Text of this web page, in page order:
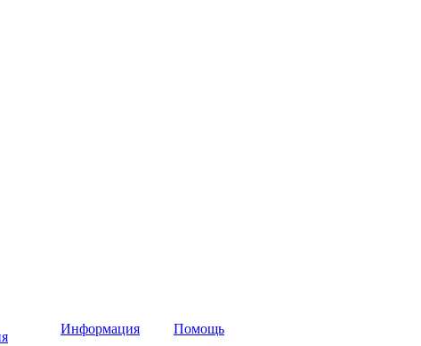
Информация
Помощь